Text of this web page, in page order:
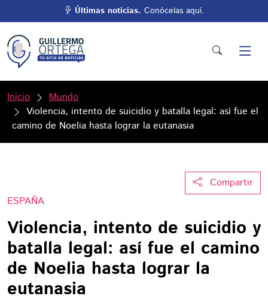
Últimas noticias. Conócelas aquí.
Inicio
Mundo
Violencia, intento de suicidio y batalla legal: así fue el
camino de Noelia hasta lograr la eutanasia
Compartir
ESPAÑA
Violencia, intento de suicidio y
batalla legal: así fue el camino
de Noelia hasta lograr la
eutanasia